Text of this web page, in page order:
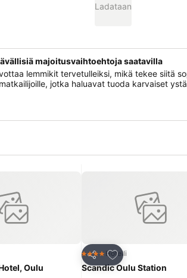
Ladataan
majoitusvaihtoehtoja saatavilla
lemmikit tervetulleiksi, mikä tekee siitä
jotka haluavat tuoda karvaiset
Oulu
Jaa
Lisää suosikkeihin
4 Tähtiluokitus
Hotelli
Scandic Oulu Station